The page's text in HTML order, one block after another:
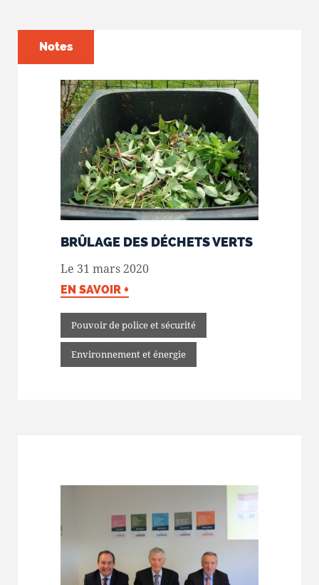
BRÛLAGE DES DÉCHETS VERTS
Le 31 mars 2020
EN SAVOIR +
Pouvoir de police et sécurité
Environnement et énergie
Notes